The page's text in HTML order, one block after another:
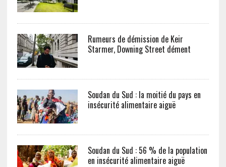
Rumeurs de démission de Keir
Starmer, Downing Street dément
Soudan du Sud : la moitié du pays en
insécurité alimentaire aiguë
Soudan du Sud : 56 % de la population
en insécurité alimentaire aiguë